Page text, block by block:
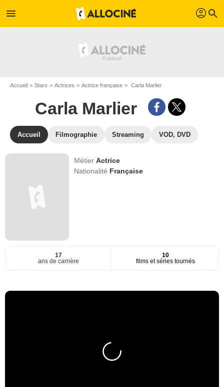
menu profil search
Accueil Stars Actrices Actrice française Carla Marlier
Carla Marlier
Accueil Filmographie Streaming VOD, DVD
MétierActrice
Nationalité Française
17
ans de carrière
10
films et séries tournés